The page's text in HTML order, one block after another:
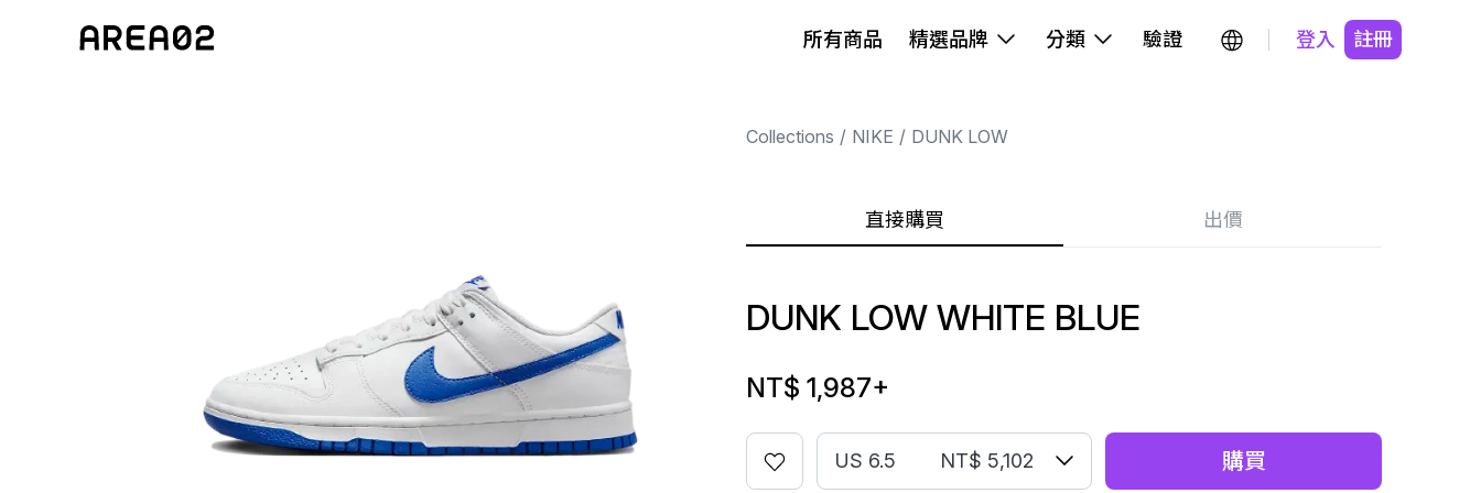
所有商品 精選品牌 分類 驗證 登入 註冊
Collections NIKE DUNK LOW
直接購買 出價
DUNK LOW WHITE BLUE
NT$ 1,987+
US 6.5 NT$ 5,102 購買